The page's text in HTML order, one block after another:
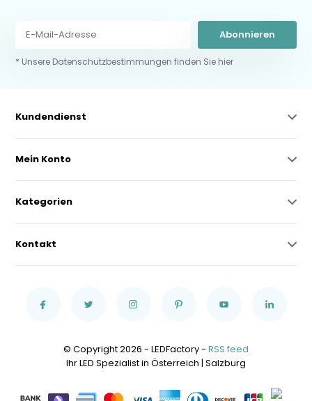
Abonnieren
* Unsere Datenschutzbestimmungen finden Sie hier
Kundendienst
Mein Konto
Kategorien
Kontakt
© Copyright 2026 - LEDFactory - RSS feed
Ihr LED Spezialist in Österreich | Salzburg